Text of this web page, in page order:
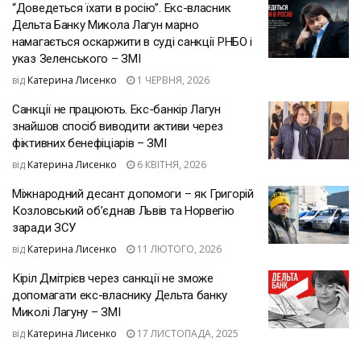
“Доведеться їхати в росію”. Екс-власник
Дельта Банку Микола Лагун марно
намагається оскаржити в суді санкції РНБО і
указ Зеленського – ЗМІ
від Катерина Лисенко 1 ЧЕРВНЯ, 2026
Санкції не працюють. Екс-банкір Лагун
знайшов спосіб виводити активи через
фіктивних бенефіціарів – ЗМІ
від Катерина Лисенко 6 КВІТНЯ, 2026
Міжнародний десант допомоги – як Григорій
Козловський об’єднав Львів та Норвегію
заради ЗСУ
від Катерина Лисенко 11 ЛЮТОГО, 2026
Кіріл Дмітрієв через санкції не зможе
допомагати екс-власнику Дельта банку
Миколі Лагуну – ЗМІ
від Катерина Лисенко 17 ЛИСТОПАДА, 2025